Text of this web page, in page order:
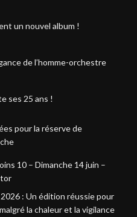
un nouvel album !
de l’homme-orchestre
ses 25 ans !
pour la réserve de
10 – Dimanche 14 juin –
: Un édition réussie pour
la chaleur et la vigilance